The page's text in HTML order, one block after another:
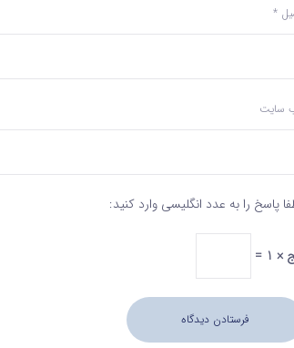
*
سایت
پاسخ را به عدد انگلیسی وارد کنید:
1 =